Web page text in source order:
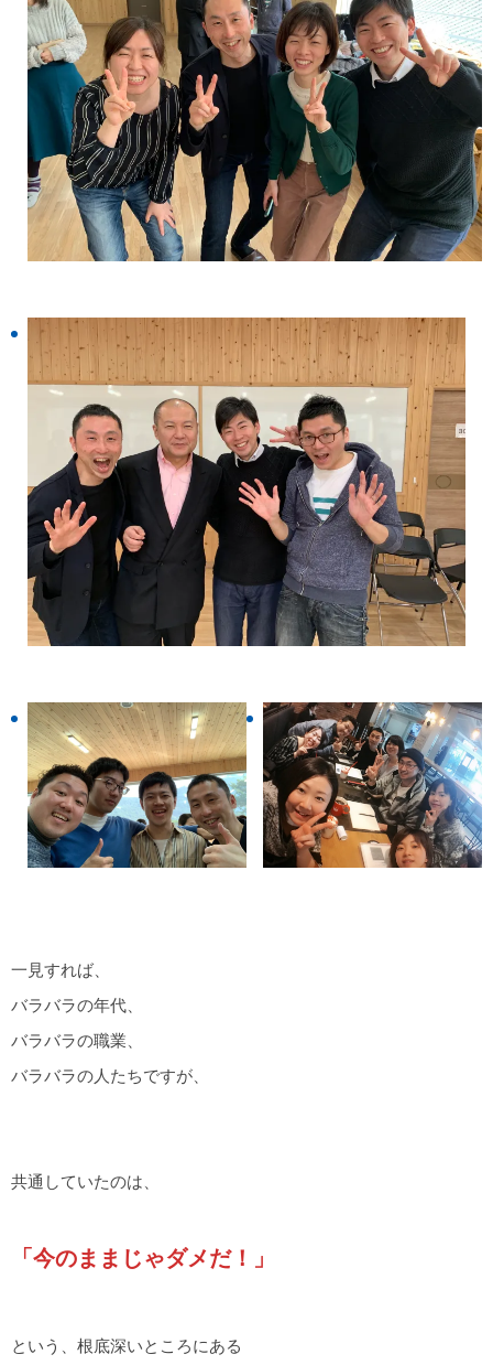
一見すれば、
バラバラの年代、
バラバラの職業、
バラバラの人たちですが、
共通していたのは、
「今のままじゃダメだ！」
という、根底深いところにある